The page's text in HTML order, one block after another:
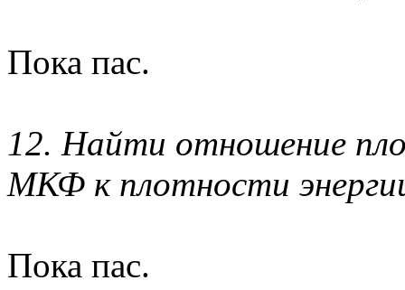
Пока пас.
12. Найти отношение
МКФ к плотности
Пока пас.